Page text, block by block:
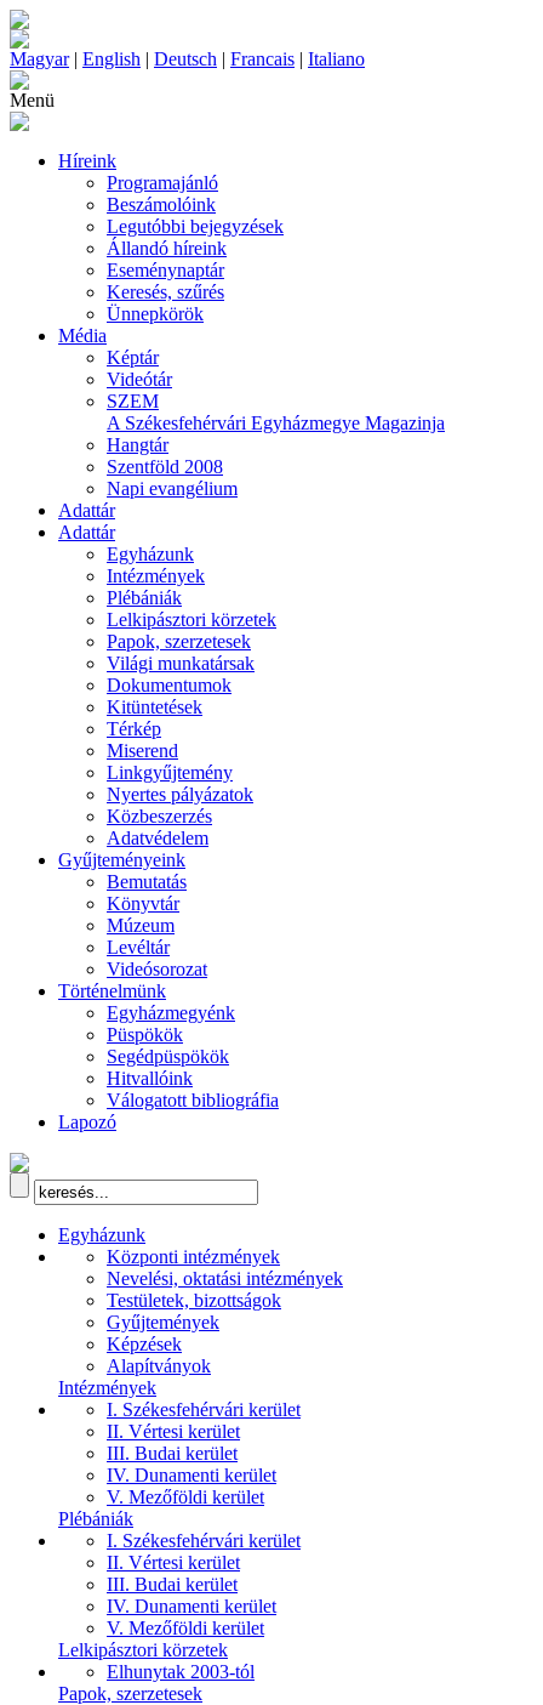
Magyar| English | Deutsch | Francais | Italiano
Menü
Híreink
Programajánló
Beszámolóink
Legutóbbi bejegyzések
Állandó híreink
Eseménynaptár
Keresés, szűrés
Ünnepkörök
Média
Képtár
Videótár
SZEM
A Székesfehérvári Egyházmegye Magazinja
Hangtár
Szentföld 2008
Napi evangélium
Adattár
Adattár
Egyházunk
Intézmények
Plébániák
Lelkipásztori körzetek
Papok, szerzetesek
Világi munkatársak
Dokumentumok
Kitüntetések
Térkép
Miserend
Linkgyűjtemény
Nyertes pályázatok
Közbeszerzés
Adatvédelem
Gyűjteményeink
Bemutatás
Könyvtár
Múzeum
Levéltár
Videósorozat
Történelmünk
Egyházmegyénk
Püspökök
Segédpüspökök
Hitvallóink
Válogatott bibliográfia
Lapozó
Egyházunk
Központi intézmények
Nevelési, oktatási intézmények
Testületek, bizottságok
Gyűjtemények
Képzések
Alapítványok
Intézmények
I. Székesfehérvári kerület
II. Vértesi kerület
III. Budai kerület
IV. Dunamenti kerület
V. Mezőföldi kerület
Plébániák
I. Székesfehérvári kerület
II. Vértesi kerület
III. Budai kerület
IV. Dunamenti kerület
V. Mezőföldi kerület
Lelkipásztori körzetek
Elhunytak 2003-tól
Papok, szerzetesek